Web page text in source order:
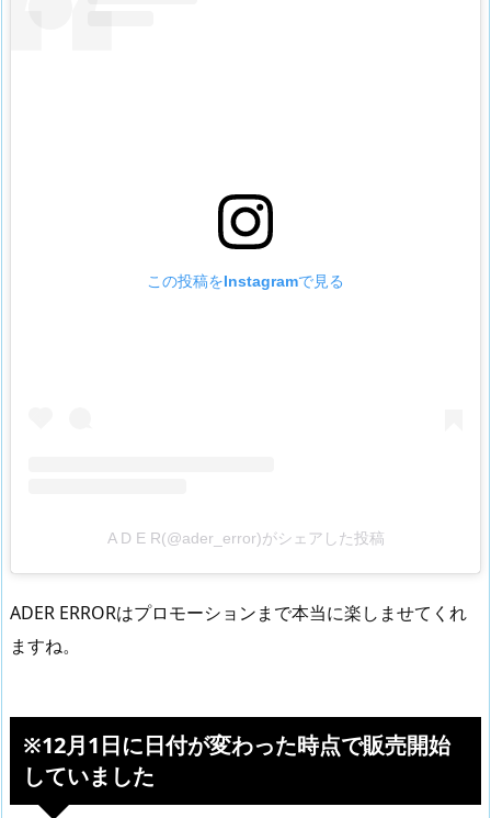
この投稿をInstagramで見る
A D E R(@ader_error)がシェアした投稿
ADER ERRORはプロモーションまで本当に楽しませてくれ
ますね。
※12月1日に日付が変わった時点で販売開始
していました